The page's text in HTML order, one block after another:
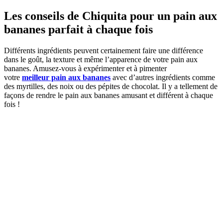
Les conseils de Chiquita pour un pain aux
bananes parfait à chaque fois
Différents ingrédients peuvent certainement faire une différence
dans le goût, la texture et même l’apparence de votre pain aux
bananes. Amusez-vous à expérimenter et à pimenter
votre meilleur pain aux bananes avec d’autres ingrédients comme
des myrtilles, des noix ou des pépites de chocolat. Il y a tellement de
façons de rendre le pain aux bananes amusant et différent à chaque
fois !